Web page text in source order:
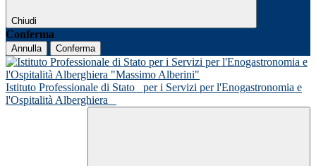
Chiudi
Conferma
Annulla Conferma
Istituto Professionale di Stato
per i Servizi per l'Enogastronomia e
l'Ospitalità Alberghiera